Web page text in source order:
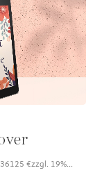
€zzgl. 19%…